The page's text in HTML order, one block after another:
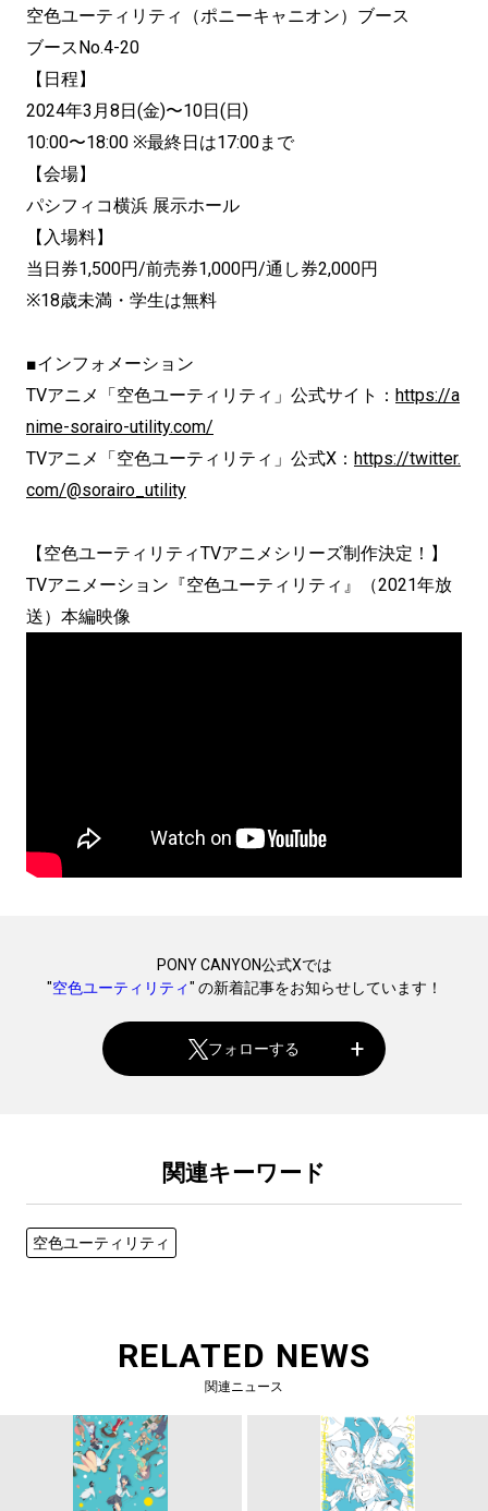
空色ユーティリティ（ポニーキャニオン）ブース
ブースNo.4-20
【日程】
2024年3月8日(金)〜10日(日)
10:00〜18:00 ※最終日は17:00まで
【会場】
パシフィコ横浜 展示ホール
【入場料】
当日券1,500円/前売券1,000円/通し券2,000円
※18歳未満・学生は無料
■インフォメーション
TVアニメ「空色ユーティリティ」公式サイト： https://a
nime-sorairo-utility.com/
TVアニメ「空色ユーティリティ」公式X： https://twitter.
com/@sorairo_utility
【空色ユーティリティTVアニメシリーズ制作決定！】
TVアニメーション『空色ユーティリティ』（2021年放
送）本編映像
PONY CANYON公式Xでは
"空色ユーティリティ" の新着記事をお知らせしています！
フォローする
関連キーワード
空色ユーティリティ
RELATED NEWS
関連ニュース